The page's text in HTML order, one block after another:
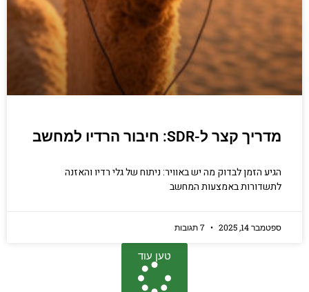
מדריך קצר ל-SDR: חיבור הרדיו למחשב
הגיע הזמן לבדוק מה יש באוויר: ניתוח של גלי רדיו והאזנה
לתשדורות באמצעות המחשב
ספטמבר 14, 2025
טען עוד